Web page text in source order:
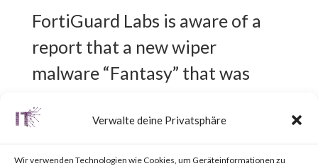
Verwalte deine Privatsphäre
Wir verwenden Technologien wie Cookies, um Geräteinformationen zu
FortiGuard Labs is aware of a
report that a new wiper
malware “Fantasy” that was
leveraging an unidentified
software commonly used in the